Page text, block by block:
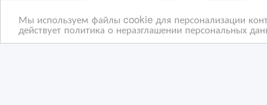
Мы используем файлы cookie для персонализации
действует политика о неразглашении персональных